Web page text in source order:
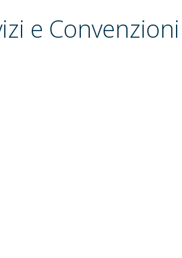
e Convenzioni